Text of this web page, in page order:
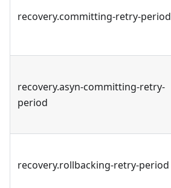
recovery.committing-retry-period
recovery.asyn-committing-retry-
period
recovery.rollbacking-retry-period